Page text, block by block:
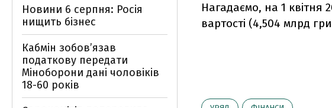
Нагадаємо, на 1 квітня
вартості (4,504 млрд
Новини 6 серпня: Росія
нищить бізнес
Кабмін зобовʼязав
податкову передати
Міноборони дані чоловіків
18-60 років